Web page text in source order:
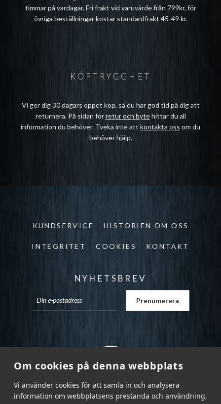
Om cookies på denna webbplats
Vi använder cookies för att samla in och analysera
information om webbplatsens prestanda och användning,
timmar på vardagar. Fri frakt vid varuvärde från 799kr, för
övriga beställningar kostar standardfrakt 45-49 kr.
KÖPTRYGGHET
Vi ger dig 30 dagars öppet köp, så du har god tid på dig att
returnera. På sidan förretur och bytehittar du all
information du behöver. Tveka inte att kontakta oss om du
behöver hjälp.
KUNDSERVICE HISTORIEN OM OSS
INTEGRITET COOKIES KONTAKT
NYHETSBREV